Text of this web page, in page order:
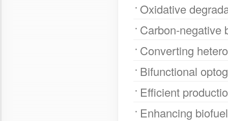
Oxidative
Carbon-negative
Converting
Bifunctional
Efficient
Enhancing